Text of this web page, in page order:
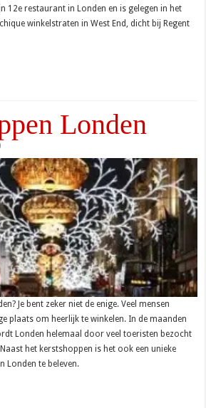
12e restaurant in Londen en is gelegen in het
winkelstraten in West End, dicht bij Regent
Londen
Je bent zeker niet de enige. Veel mensen
plaats om heerlijk te winkelen. In de maanden
Londen helemaal door veel toeristen bezocht
het kerstshoppen is het ook een unieke
Londen te beleven.